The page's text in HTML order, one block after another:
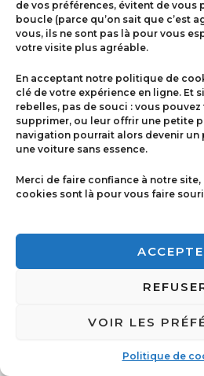
de vos préférences, évitent de vous
boucle (parce qu’on sait que c’est
vous, ils ne sont pas là pour vous
votre visite plus agréable.
En acceptant notre politique de
clé de votre expérience en ligne. Et
rebelles, pas de souci : vous
supprimer, ou leur offrir une petite
navigation pourrait alors devenir un
une voiture sans essence.
Merci de faire confiance à notre site,
cookies sont là pour vous faire
VOIR LES
Politique de
Contact
Politique de
Copyright © 2026